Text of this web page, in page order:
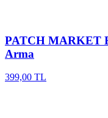
PATCH MARKET
Arma
399,00 TL